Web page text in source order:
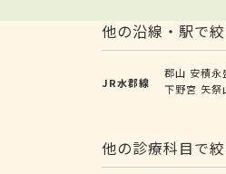
他の沿線・駅で
JR水郡線
郡山 安積永
下野宮 矢祭
他の診療科目で